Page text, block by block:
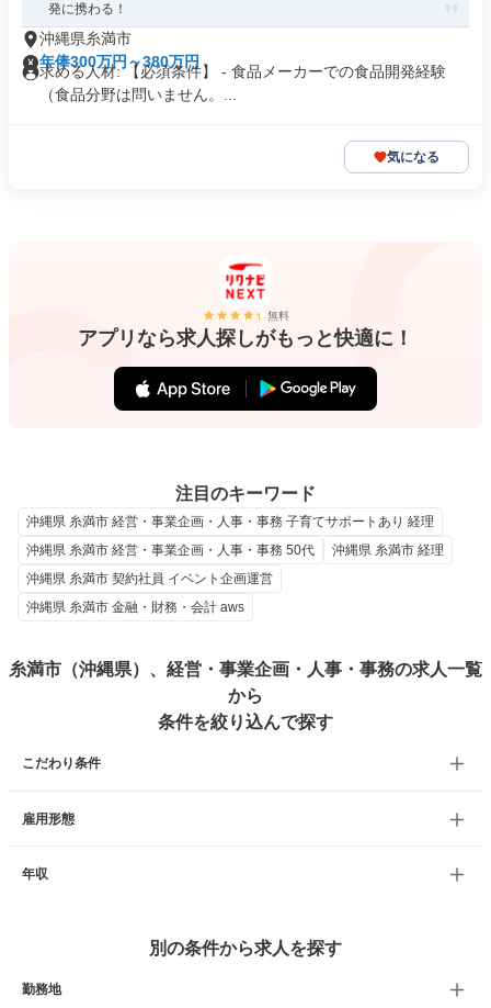
発に携わる！
沖縄県糸満市
年俸300万円～380万円
求める人材: 【必須条件】 - 食品メーカーでの食品開発経験
（食品分野は問いません。...
気になる
無料
アプリなら求人探しがもっと快適に！
注目のキーワード
沖縄県 糸満市 経営・事業企画・人事・事務 子育てサポートあり 経理
沖縄県 糸満市 経営・事業企画・人事・事務 50代
沖縄県 糸満市 経理
沖縄県 糸満市 契約社員 イベント企画運営
沖縄県 糸満市 金融・財務・会計 aws
糸満市（沖縄県）、経営・事業企画・人事・事務の求人一覧
から
条件を絞り込んで探す
こだわり条件
雇用形態
年収
別の条件から求人を探す
勤務地